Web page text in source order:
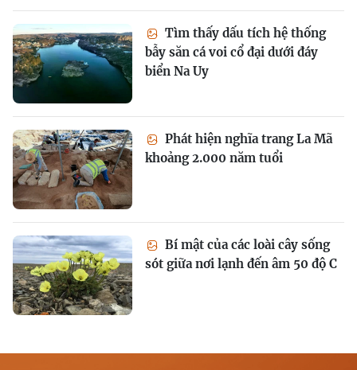
Tìm thấy dấu tích hệ thống
bẫy săn cá voi cổ đại dưới đáy
biển Na Uy
Phát hiện nghĩa trang La Mã
khoảng 2.000 năm tuổi
Bí mật của các loài cây sống
sót giữa nơi lạnh đến âm 50 độ C